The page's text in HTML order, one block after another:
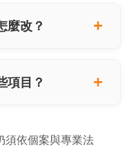
麼改？
項目？
須依個案與專業法